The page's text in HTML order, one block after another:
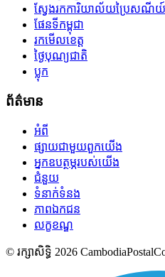
ស្វែងរកការិយាល័យប្រៃសណីយ៍
ផែនទីកម្ពុជា
រកមើលខេត្ត
ថ្ងៃបុណ្យជាតិ
ប្លុក
ព័ត៌មាន
អំពី
ផ្សាយជាមួយពួកយើង
អ្នកឧបត្ថម្ភរបស់យើង
ជំនួយ
ទំនាក់ទំនង
ភាពឯកជន
លក្ខខណ្ឌ
© រក្សាសិទ្ធិ 2026